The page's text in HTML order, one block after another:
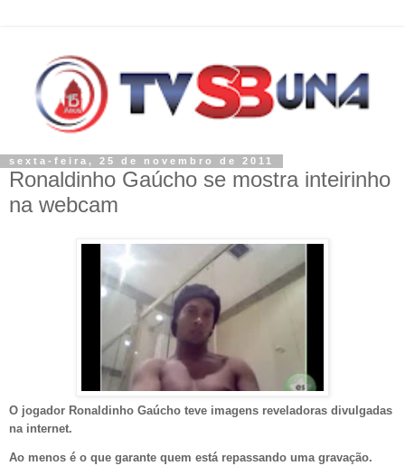
sexta-feira, 25 de novembro de 2011
Ronaldinho Gaúcho se mostra inteirinho
na webcam
O jogador Ronaldinho Gaúcho teve imagens reveladoras divulgadas
na internet.
Ao menos é o que garante quem está repassando uma gravação.